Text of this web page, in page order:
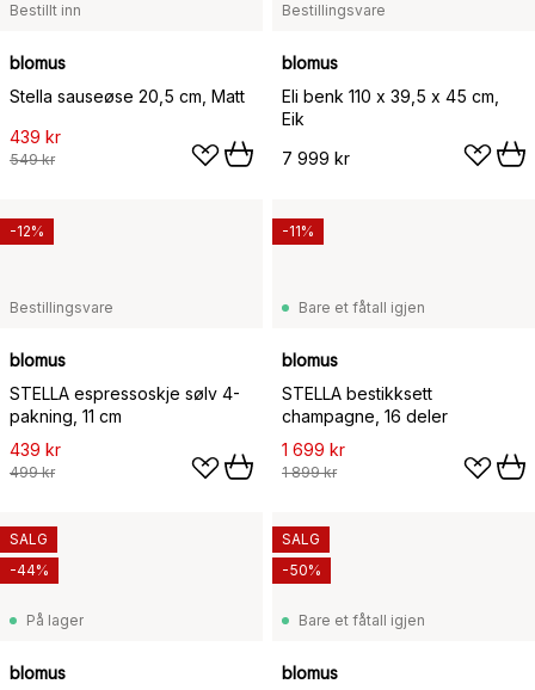
Bestillt inn
blomus
Stella sauseøse 20,5 cm, Matt
439 kr
549 kr
Bestillingsvare
blomus
Eli benk 110 x 39,5 x 45 cm,
Eik
7 999 kr
Bestillingsvare
blomus
STELLA espressoskje sølv 4-
pakning, 11 cm
439 kr
499 kr
-12%
Bare et fåtall igjen
blomus
STELLA bestikksett
champagne, 16 deler
1 699 kr
1 899 kr
-11%
På lager
blomus
SALG
-44%
Bare et fåtall igjen
blomus
SALG
-50%